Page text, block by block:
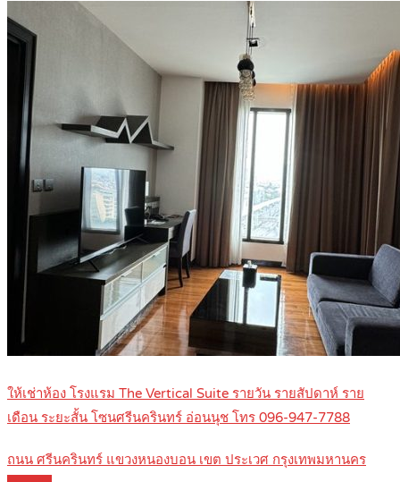
ให้เช่าห้อง โรงแรม The Vertical Suite รายวัน รายสัปดาห์ ราย
เดือน ระยะสั้น โซนศรีนครินทร์ อ่อนนุช โทร 096-947-7788
ถนน ศรีนครินทร์ แขวงหนองบอน เขต ประเวศ กรุงเทพมหานคร